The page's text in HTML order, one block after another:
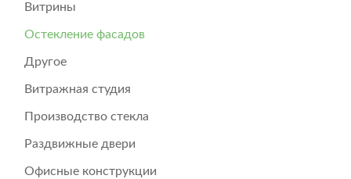
Витрины
Остекление фасадов
Другое
Витражная студия
Производство стекла
Раздвижные двери
Офисные конструкции